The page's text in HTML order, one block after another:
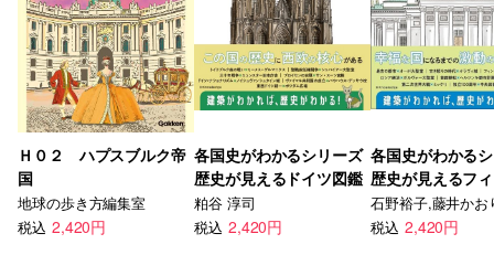
Ｈ０２ ハプスブルク帝
国
地球の歩き方編集室
税込 2,420円
各国史がわかるシリーズ
歴史が見えるドイツ図鑑
粕谷 淳司
税込 2,420円
各国史がわかる
歴史が見えるフ
ド図鑑
税込 2,420円